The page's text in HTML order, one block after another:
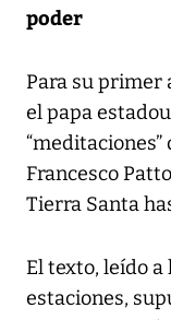
poder
Para su primer
el papa
Francesco
Tierra Santa
El texto, leído a
estaciones,